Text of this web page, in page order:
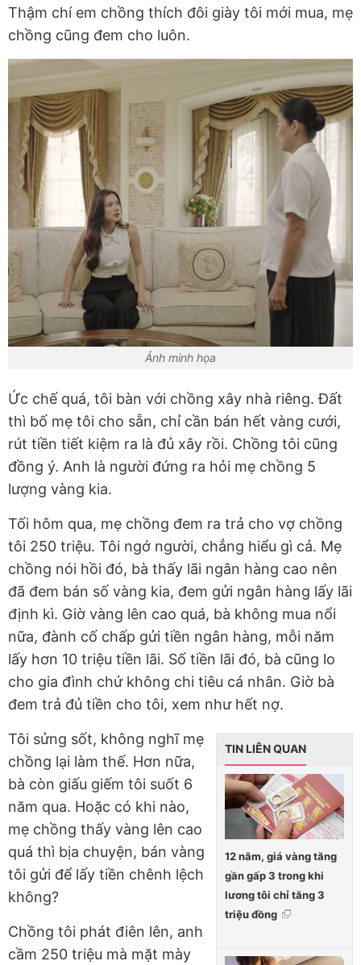
Thậm chí em chồng thích đôi giày tôi mới mua, mẹ
chồng cũng đem cho luôn.
Ảnh minh họa
Ức chế quá, tôi bàn với chồng xây nhà riêng. Đất
thì bố mẹ tôi cho sẵn, chỉ cần bán hết vàng cưới,
rút tiền tiết kiệm ra là đủ xây rồi. Chồng tôi cũng
đồng ý. Anh là người đứng ra hỏi mẹ chồng 5
lượng vàng kia.
Tối hôm qua, mẹ chồng đem ra trả cho vợ chồng
tôi 250 triệu. Tôi ngớ người, chẳng hiểu gì cả. Mẹ
chồng nói hồi đó, bà thấy lãi ngân hàng cao nên
đã đem bán số vàng kia, đem gửi ngân hàng lấy lãi
định kì. Giờ vàng lên cao quá, bà không mua nổi
nữa, đành cố chấp gửi tiền ngân hàng, mỗi năm
lấy hơn 10 triệu tiền lãi. Số tiền lãi đó, bà cũng lo
cho gia đình chứ không chi tiêu cá nhân. Giờ bà
đem trả đủ tiền cho tôi, xem như hết nợ.
TIN LIÊN QUAN
12 năm, giá vàng tăng
gần gấp 3 trong khi
lương tôi chỉ tăng 3
triệu đồng
Tôi sửng sốt, không nghĩ mẹ
chồng lại làm thế. Hơn nữa,
bà còn giấu giếm tôi suốt 6
năm qua. Hoặc có khi nào,
mẹ chồng thấy vàng lên cao
quá thì bịa chuyện, bán vàng
tôi gửi để lấy tiền chênh lệch
không?
Chồng tôi phát điên lên, anh
cầm 250 triệu mà mặt mày